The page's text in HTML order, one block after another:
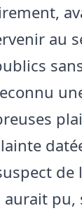
au
de